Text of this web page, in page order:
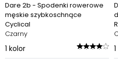
Dare 2b - Spodenki rowerowe
męskie szybkoschnące
Cyclical
Czarny
1 kolor 1